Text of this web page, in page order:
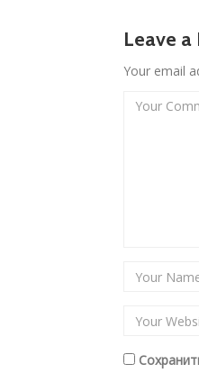
Leave a
Your email